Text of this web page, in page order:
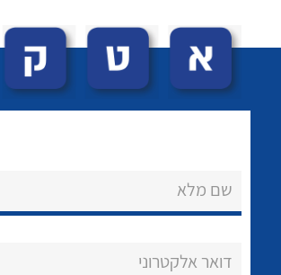
לכל מוצרי היצרן
שם מלא
דואר אלקטרוני